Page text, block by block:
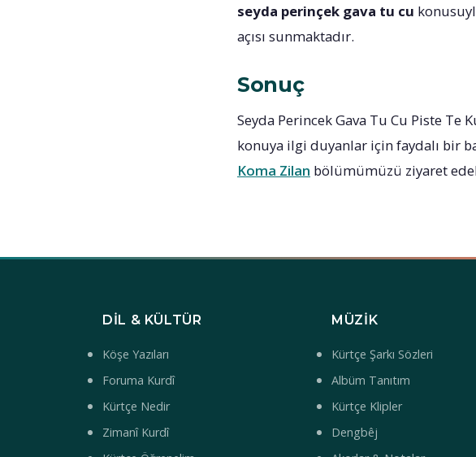
seyda perinçek gava tu cu
açısı sunmaktadır.
Sonuç
Seyda Perincek Gava Tu Cu Piste
konuya ilgi duyanlar için faydalı bir
Koma Zilan bölümümüzü ziyaret
DIL & KÜLTÜR
Köşe Yazıları
Foruma Kurdî
Kürtçe Nedir
Zimanî Kurdî
MÜZIK
Kürtçe Şarkı Sözleri
Albüm Tanıtım
Kürtçe Klipler
Dengbêj